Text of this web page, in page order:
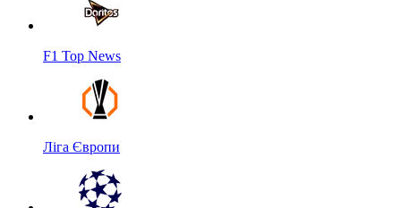
F1 Top News
Ліга Європи